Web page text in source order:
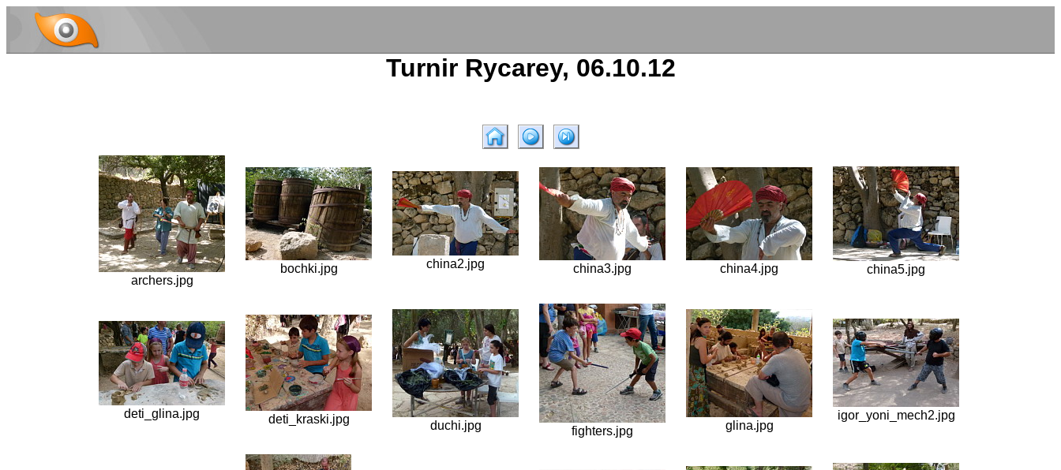
Turnir Rycarey, 06.10.12
archers.jpg
bochki.jpg china2.jpg china3.jpg china4.jpg china5.jpg
deti_glina.jpg deti_kraski.jpg duchi.jpg fighters.jpg glina.jpg
igor_yoni_mech2.jpg